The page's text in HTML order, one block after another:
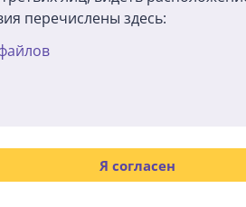
перечислены здесь:
Я согласен
Tefal Easy Fry Silence, 1800